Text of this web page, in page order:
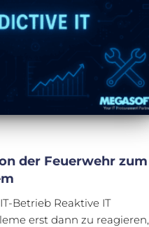
der Feuerwehr zum
Betrieb Reaktive IT
erst dann zu reagieren,